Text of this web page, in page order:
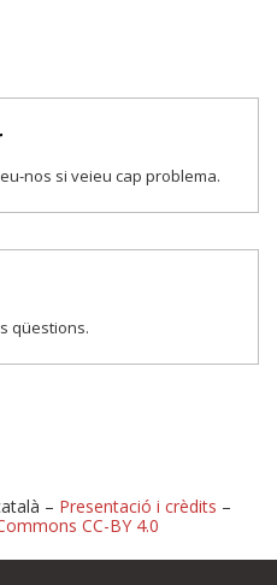
nos si veieu cap problema.
qüestions.
– Presentació i crèdits –
CC-BY 4.0